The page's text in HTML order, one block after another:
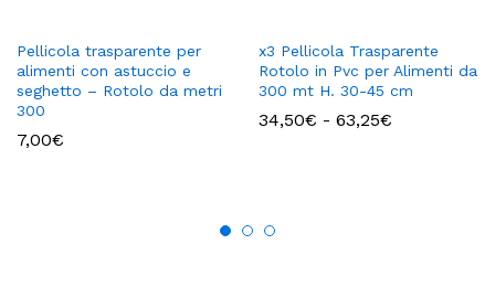
Pellicola trasparente per
alimenti con astuccio e
seghetto – Rotolo da metri
300
7,00€
x3 Pellicola Trasparente
Rotolo in Pvc per Alimenti da
300 mt H. 30-45 cm
34,50€ - 63,25€